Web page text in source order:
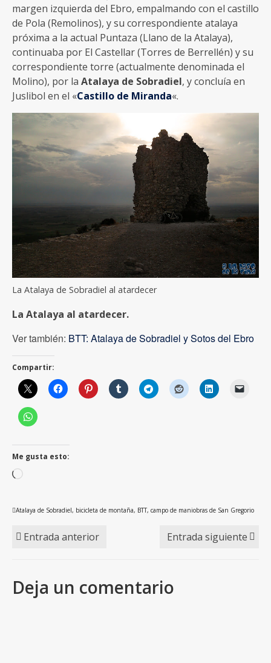
margen izquierda del Ebro, empalmando con el castillo
de Pola (Remolinos), y su correspondiente atalaya
próxima a la actual Puntaza (Llano de la Atalaya),
continuaba por El Castellar (Torres de Berrellén) y su
correspondiente torre (actualmente denominada el
Molino), por la Atalaya de Sobradiel, y concluía en
Juslibol en el «Castillo de Miranda«.
La Atalaya de Sobradiel al atardecer
La Atalaya al atardecer.
Ver también: BTT: Atalaya de Sobradiel y Sotos del Ebro
Compartir:
Me gusta esto:
Cargando...
Atalaya de Sobradiel, bicicleta de montaña, BTT, campo de maniobras de San Gregorio
Entrada anterior Entrada siguiente
Deja un comentario